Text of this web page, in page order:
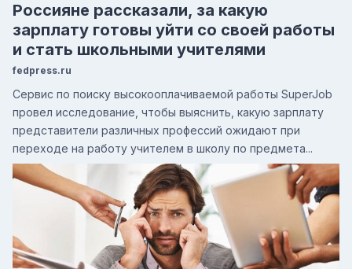
Россияне рассказали, за какую
зарплату готовы уйти со своей работы
и стать школьными учителями
fedpress.ru
Сервис по поиску высокооплачиваемой работы SuperJob
провел исследование, чтобы выяснить, какую зарплату
представители различных профессий ожидают при
переходе на работу учителем в школу по предмета...